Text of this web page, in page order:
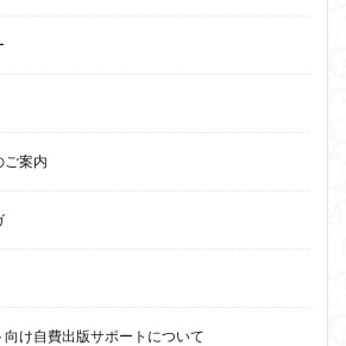
ご案内
け自費出版サポートについて